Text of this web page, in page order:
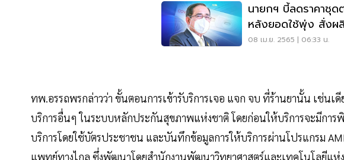
นายกฯ บี้ลดราคาชุด
หลังยอดใช้พุ่ง สั่งผ
08 เม.ย. 2565 | 06:33 น.
ทพ.อรรถพรกล่าวว่า ขั้นตอนการเข้ารับริการเจอ แจก จบ ที่ร้านยานั้น เช่นเ
บริการอื่นๆ ในระบบหลักประกันสุขภาพแห่งชาติ โดยก่อนให้บริการจะมีการ
บริการโดยใช้บัตรประชาชน และบันทึกข้อมูลการให้บริการผ่านโปรแกรม
แพทย์ทางไกล ซึ่งพัฒนาโดยสำนักงานพัฒนาวิทยาศาสตร์และเทคโนโลยีแ